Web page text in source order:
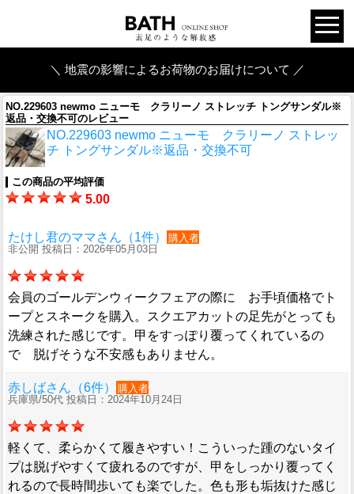
＼ 地震の影響によるお荷物のお届けについて ／
NO.229603 newmo ニューモ クラリーノ ストレッチ トングサンダル※
返品・交換不可のレビュー
NO.229603 newmo ニューモ クラリーノ ストレッ
チ トングサンダル※返品・交換不可
この商品の平均評価
5.00
たけし君のママさん（1件）
購入者
非公開 投稿日：2026年05月03日
会員のゴールデンウィークフェアの際に お手頃価格でト
ープとスネークを購入。スクエアカットの足先がとっても
洗練された感じです。甲をすっぽり覆ってくれているの
で 脱げそうな不安感もありません。
赤しばさん（6件）
購入者
兵庫県/50代 投稿日：2024年10月24日
軽くて、柔らかくて履きやすい！こういった踵のないタイ
プは脱げやすくて疲れるのですが、甲をしっかり覆ってく
れるので長時間歩いても楽でした。色も形も垢抜けた感じ